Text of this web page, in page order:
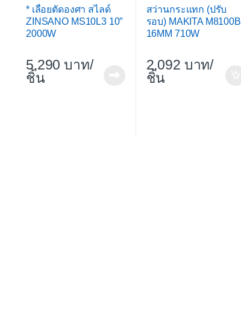
* เลื่อยตัดองศา สไลด์
ZINSANO MS10L3 10″
2000W
5,290
/
ชิ้น
สว่านกระแทก (ปรับ
รอบ) MAKITA M8100B
16MM 710W
2,092
/
ชิ้น